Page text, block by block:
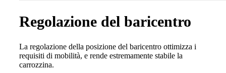
Regolazione del baricentro
La regolazione della posizione del baricentro ottimizza i
requisiti di mobilità, e rende estremamente stabile la
carrozzina.